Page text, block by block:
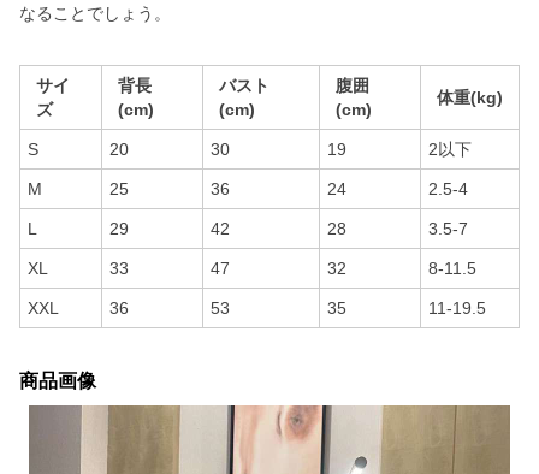
なることでしょう。
サイ
ズ
背長
(cm)
バスト
(cm)
腹囲
(cm)
体重(kg)
S 20 30 19 2以下
M 25 36 24 2.5-4
L 29 42 28 3.5-7
XL 33 47 32 8-11.5
XXL 36 53 35 11-19.5
商品画像